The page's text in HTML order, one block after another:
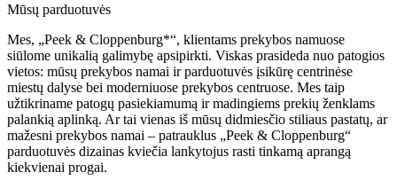
Mūsų parduotuvės
Mes, „Peek & Cloppenburg*“, klientams prekybos namuose
siūlome unikalią galimybę apsipirkti. Viskas prasideda nuo patogios
vietos: mūsų prekybos namai ir parduotuvės įsikūrę centrinėse
miestų dalyse bei moderniuose prekybos centruose. Mes taip
užtikriname patogų pasiekiamumą ir madingiems prekių ženklams
palankią aplinką. Ar tai vienas iš mūsų didmiesčio stiliaus pastatų, ar
mažesni prekybos namai – patrauklus „Peek & Cloppenburg“
parduotuvės dizainas kviečia lankytojus rasti tinkamą aprangą
kiekvienai progai.